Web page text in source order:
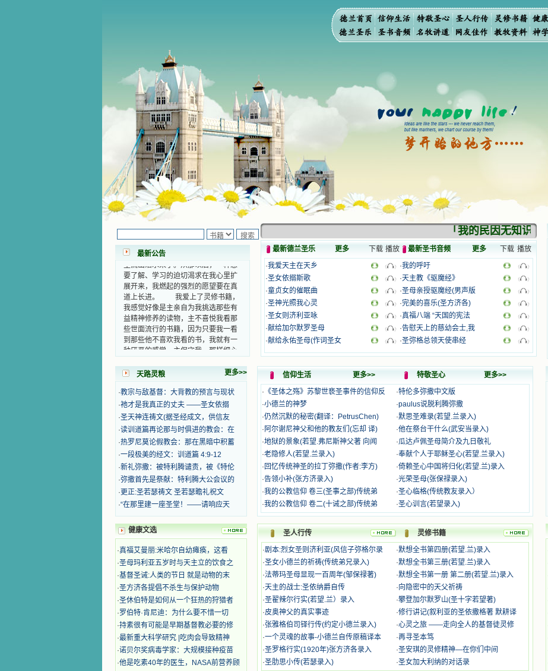
最新公告
小德兰爱心书屋最新公告 有一天，我
做了一个奇怪的梦，至今让我难忘。
梦中，我看到一本打开的用石头做的
书，我用舌头去舔它，觉得有一种甜
味，我就更用力去舔，最后从这本书
里流出活水来了。从那以后，一种想
要了解、学习的迫切渴求在我心里扩
展开来，我燃起的强烈的愿望要在真
道上长进。 我爱上了灵修书籍，
我感觉好像是主亲自为我挑选那些有
益精神修养的读物，主不喜悦我看那
些世面流行的书籍，因为只要我一看
到那些他不喜欢我看的书，我就有一
种厌恶的感觉。主保守我，那样细心
地防护着我，从那以后我从未读过一
本不良的书籍。 善良的书使人向
善，这些圣人的作品，渐渐地印在了
我的脑子里。读这些圣书时，我思潮
汹涌起伏，欣喜不能自已。书中谈到
这些圣人们如何在与主的交往中得到
灵命的更新，德行的馨香如何上达天
庭。啊，在这世上曾住过那么多热心
的圣人，为了传播福音，他们告别亲
人，舍下了他们手中的一切，轻快地
踏上了异国他乡，到没有人知道真神
的世界里去。啊，若不是主的引领，
我可能到死还不认识他们呢！ 我
的心灵从主给我的这些圣人的言行中
选取了最美的色彩；当他们的一生在
我面前展开时，我是多么的惊奇、兴
奋啊！当我读到他们为主而受人逼
迫、凌辱，为将福音广传而被人追杀
时，我为他们的在天之灵祈祷，我哭
着，为自已的同胞带给他们的苦难而
哀号。我一遍遍地重读那一行行被我
的斑斑泪痕弄得模糊不清的字句，那
些被主的爱火所燃烧而离开家乡来到
中国的传教士，我多么爱你们啊！我
心中流淌着多少感激的泪水。 他
们受苦却觉得喜乐，因为他们爱主，
他们感到能为主受一点苦是多么喜乐
的事。他们受苦时仍在唱着感谢的
歌，因他们无法不称颂主，因主使他
们的心灵洋溢了快乐；他们激发了我
「我的民因无知识而
最新德兰圣乐 更多 下载 播放 最新圣书音频 更多 下载 播放
·我爱天主在天乡
·圣女依搦斯歌
·童贞女的催眠曲
·圣神光照我心灵
·圣女则济利亚咏
·献给加尔默罗圣母
·献给永佑圣母(作词圣女
·我的呼吁
·天主教《驱魔经》
·圣母亲授驱魔经(男声版
·完美的喜乐(圣方济各)
·真福八端 “天国的宪法
·告慰天上的慈幼会士,我
·圣弥格总领天使串经
天路灵粮 更多>>
·教宗与敌基督：大背教的预言与现状
·祂才是我真正的丈夫 ——圣女依搦
·圣天神连祷文(据圣经成文，供信友
·读训道篇再论那与时俱进的教会：在
·热罗尼莫论假教会：那在黑暗中积蓄
·一段极美的经文：训道篇 4:9-12
·新礼弥撒：被特利腾谴责，被《特伦
·弥撒首先是祭献：特利腾大公会议的
·更正:圣若瑟祷文 圣若瑟瞻礼祝文
·“在那里建一座圣堂！——请响应天
信仰生活 更多>> 特敬圣心
更多>>
· 《圣体之殇》苏黎世亵圣事件的信仰反
·小德兰的神梦
·仍然沉默的秘密(翻译：PetrusChen)
· 阿尔谢尼神父和他的教友们(忘却 译)
·地狱的景象(若望.弗尼斯神父著 向闻
·老隐修人(若望.兰录入)
· 回忆传统神圣的拉丁弥撒(作者:李方)
·告领小补(张方济录入)
·我的公教信仰 卷三(圣事之部)传统弟
·我的公教信仰 卷二(十诫之部)传统弟
·特伦多弥撒中文版
·paulus说脱利腾弥撒
·默思圣难录(若望.兰录入)
·他在祭台干什么(武安当录入)
·瓜达卢佩圣母简介及九日敬礼
·奉献个人于耶稣圣心(若望.兰录入)
·倚赖圣心中国将归化(若望.兰)录入
·光荣圣母(张保禄录入)
·圣心临格(传统教友录入）
·圣心训言(若望录入)
健康文选
·真福艾曼丽:米哈尔自幼瘫痪，这看
·圣母玛利亚五岁时与天主立的饮食之
·基督圣诫:人类的节日 就是动物的末
·圣方济各提倡不杀生与保护动物
·圣休伯特是如何从一个狂热的狩猎者
·罗伯特·肯尼迪：为什么要不惜一切
·持素很有可能是早期基督教必要的修
·最新重大科学研究 |吃肉会导致精神
·诺贝尔奖病毒学家：大规模接种疫苗
·他是吃素40年的医生，NASA前营养顾
圣人行传
灵修书籍
·剧本:烈女圣则济利亚(风信子弥格尔录
·圣女小德兰的祈祷(传统弟兄录入)
·法蒂玛圣母显现一百周年(邹保禄著)
·天主的战士:圣依纳爵自传
·圣翟辣尔行实(若望.兰）录入
·皮奥神父的真实事迹
·张雅格伯司铎行传(约定小德兰录入)
·一个灵魂的故事-小德兰自传原稿译本
·圣罗格行实(1920年)张方济各录入
·圣肋思小传(若瑟录入)
·默想全书第四册(若望.兰)录入
·默想全书第三册(若望.兰)录入
·默想全书第一册 第二册(若望.兰)录入
·向隐密中的天父祈祷
·攀登加尔默罗山(圣十字若望著)
·修行讲记(叙利亚的圣依撒格著 默耕译
·心灵之旅 ——走向全人的基督徒灵修
·再寻圣本笃
·圣安琪的灵修精神—在你们中间
·圣女加大利纳的对话录